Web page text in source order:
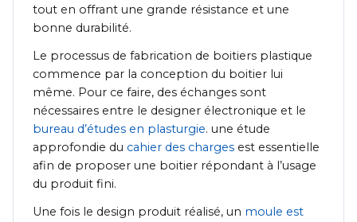
tout en offrant une grande résistance et une
bonne durabilité.
Le processus de fabrication de boitiers plastique
commence par la conception du boitier lui
même. Pour ce faire, des échanges sont
nécessaires entre le designer électronique et le
bureau d’études en plasturgie. une étude
approfondie du cahier des charges est essentielle
afin de proposer une boitier répondant à l’usage
du produit fini.
Une fois le design produit réalisé, un moule est